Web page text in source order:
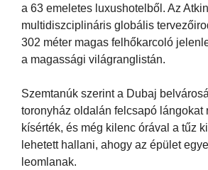
a 63 emeletes luxushotelből. Az
multidiszciplináris globális
302 méter magas felhőkarcoló
a magassági világranglistán.
Szemtanúk szerint a Dubaj
toronyház oldalán felcsapó lángokat
kísérték, és még kilenc órával a tűz
lehetett hallani, ahogy az épület
leomlanak.